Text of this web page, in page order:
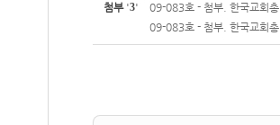
첨부 '3'
09-083호 - 첨부. 한국교회
09-083호 - 첨부. 한국교회